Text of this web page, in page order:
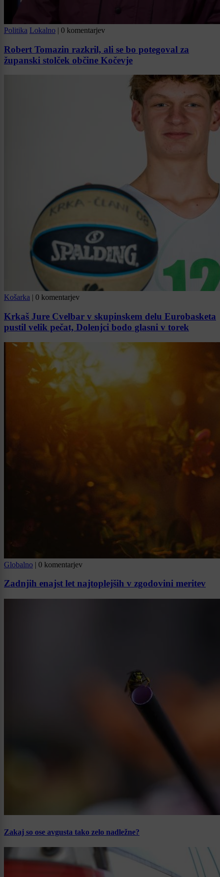
Politika Lokalno | 0 komentarjev
Robert Tomazin razkril, ali se bo potegoval za
županski stolček občine Kočevje
Košarka | 0 komentarjev
Krkaš Jure Cvelbar v skupinskem delu Eurobasketa
pustil velik pečat, Dolenjci bodo glasni v torek
Globalno | 0 komentarjev
Zadnjih enajst let najtoplejših v zgodovini meritev
Zakaj so ose avgusta tako zelo nadležne?